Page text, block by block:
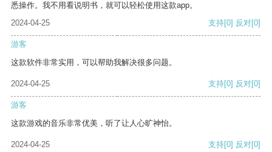
悉操作。我不用看说明书，就可以轻松使用这款app。
2024-04-25
支持[0] 反对[0]
游客
这款软件非常实用，可以帮助我解决很多问题。
2024-04-25 支持[0] 反对[0]
游客
这款游戏的音乐非常优美，听了让人心旷神怡。
2024-04-25 支持[0] 反对[0]